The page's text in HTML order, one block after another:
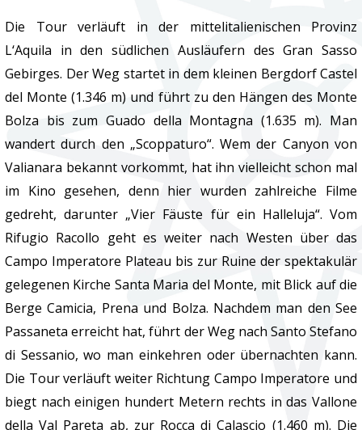
Die Tour verläuft in der mittelitalienischen Provinz
L‘Aquila in den südlichen Ausläufern des Gran Sasso
Gebirges. Der Weg startet in dem kleinen Bergdorf Castel
del Monte (1.346 m) und führt zu den Hängen des Monte
Bolza bis zum Guado della Montagna (1.635 m). Man
wandert durch den „Scoppaturo“. Wem der Canyon von
Valianara bekannt vorkommt, hat ihn vielleicht schon mal
im Kino gesehen, denn hier wurden zahlreiche Filme
gedreht, darunter „Vier Fäuste für ein Halleluja“. Vom
Rifugio Racollo geht es weiter nach Westen über das
Campo Imperatore Plateau bis zur Ruine der spektakulär
gelegenen Kirche Santa Maria del Monte, mit Blick auf die
Berge Camicia, Prena und Bolza. Nachdem man den See
Passaneta erreicht hat, führt der Weg nach Santo Stefano
di Sessanio, wo man einkehren oder übernachten kann.
Die Tour verläuft weiter Richtung Campo Imperatore und
biegt nach einigen hundert Metern rechts in das Vallone
della Val Pareta ab, zur Rocca di Calascio (1.460 m). Die